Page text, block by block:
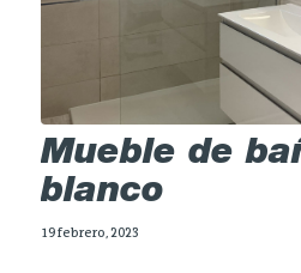
Mueble de
blanco
19 febrero, 2023